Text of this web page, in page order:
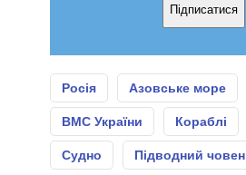
Підписатися
Росія Азовське море
ВМС України Кораблі
Судно Підводний човен